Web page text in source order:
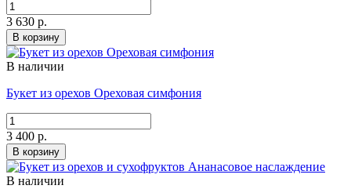
3 630 р.
В корзину
В наличии
Букет из орехов Ореховая симфония
3 400 р.
В корзину
В наличии